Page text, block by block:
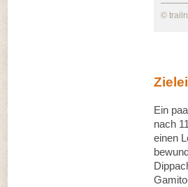
©
Ein
nach
einen